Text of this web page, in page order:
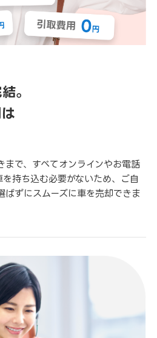
。
まで、すべてオンラインやお電話
を持ち込む必要がないため、ご自
ばずにスムーズに車を売却できま